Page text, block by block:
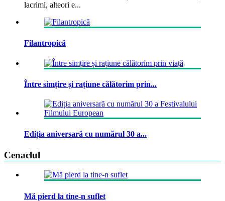
lacrimi, alteori e...
Filantropică
Între simțire și rațiune călătorim prin...
Ediția aniversară cu numărul 30 a...
Cenaclul
Mă pierd la tine-n suflet